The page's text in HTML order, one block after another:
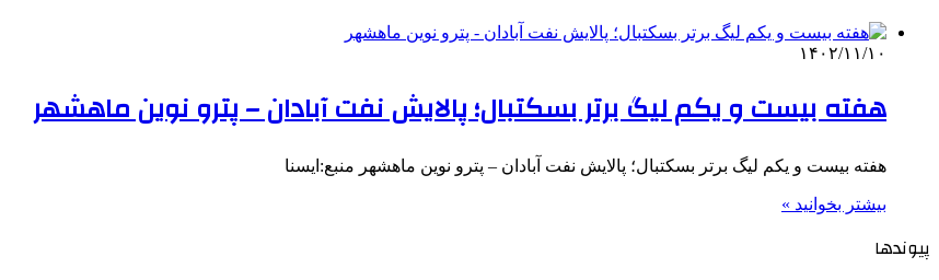
۱۴۰۲/۱۱/۱۰
هفته بیست و یکم لیگ برتر بسکتبال؛ پالایش نفت آبادان – پترو نوین ماهشهر
هفته بیست و یکم لیگ برتر بسکتبال؛ پالایش نفت آبادان – پترو نوین ماهشهر منبع:ایسنا
بیشتر بخوانید »
پیوندها